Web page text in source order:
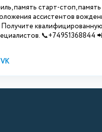
память старт-стоп, память
ассистентов
квалифицированную
📞+74951368844